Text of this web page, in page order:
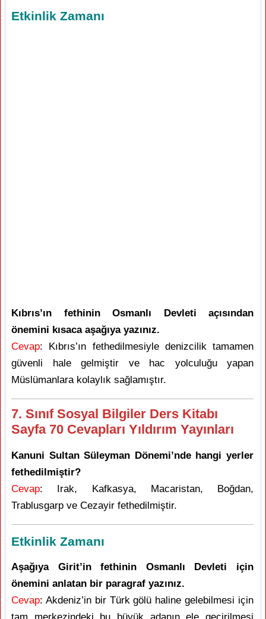
Etkinlik Zamanı
Kıbrıs’ın fethinin Osmanlı Devleti açısından
önemini kısaca aşağıya yazınız.
Cevap: Kıbrıs’ın fethedilmesiyle denizcilik tamamen
güvenli hale gelmiştir ve hac yolculuğu yapan
Müslümanlara kolaylık sağlamıştır.
7. Sınıf Sosyal Bilgiler Ders Kitabı
Sayfa 70 Cevapları Yıldırım Yayınları
Kanuni Sultan Süleyman Dönemi’nde hangi yerler
fethedilmiştir?
Cevap: Irak, Kafkasya, Macaristan, Boğdan,
Trablusgarp ve Cezayir fethedilmiştir.
Etkinlik Zamanı
Aşağıya Girit’in fethinin Osmanlı Devleti için
önemini anlatan bir paragraf yazınız.
Cevap: Akdeniz’in bir Türk gölü haline gelebilmesi için